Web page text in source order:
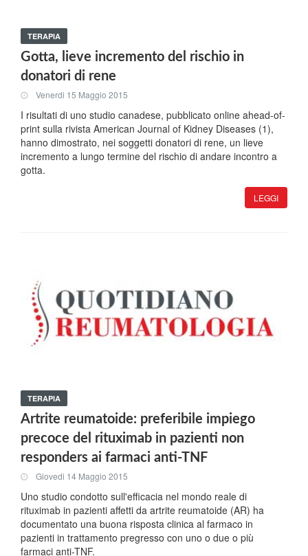
TERAPIA
Gotta, lieve incremento del rischio in
donatori di rene
Venerdi 15 Maggio 2015
I risultati di uno studio canadese, pubblicato online ahead-of-
print sulla rivista American Journal of Kidney Diseases (1),
hanno dimostrato, nei soggetti donatori di rene, un lieve
incremento a lungo termine del rischio di andare incontro a
gotta.
LEGGI
TERAPIA
Artrite reumatoide: preferibile impiego
precoce del rituximab in pazienti non
responders ai farmaci anti-TNF
Giovedi 14 Maggio 2015
Uno studio condotto sull'efficacia nel mondo reale di
rituximab in pazienti affetti da artrite reumatoide (AR) ha
documentato una buona risposta clinica al farmaco in
pazienti in trattamento pregresso con uno o due o più
farmaci anti-TNF.